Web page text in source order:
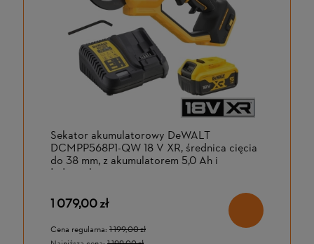
Sekator akumulatorowy DeWALT
DCMPP568P1-QW 18 V XR, średnica cięcia
do 38 mm, z akumulatorem 5,0 Ah i
ładowarką
1 079,00 zł
Cena regularna: 1 199,00 zł